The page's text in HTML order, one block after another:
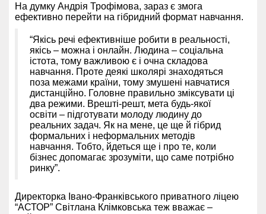
На думку Андрія Трофімова, зараз є змога
ефективно перейти на гібридний формат навчання.
“Якісь речі ефективніше робити в реальності,
якісь – можна і онлайн. Людина – соціальна
істота, тому важливою є і очна складова
навчання. Проте деякі школярі знаходяться
поза межами країни, тому змушені навчатися
дистанційно. Головне правильно зміксувати ці
два режими. Врешті-решт, мета будь-якої
освіти – підготувати молоду людину до
реальних задач. Як на мене, це ще й гібрид
формальних і неформальних методів
навчання. Тобто, йдеться ще і про те, коли
бізнес допомагає зрозуміти, що саме потрібно
ринку”.
Директорка Івано-Франківського приватного ліцею
“АСТОР” Світлана Клімковська теж вважає –